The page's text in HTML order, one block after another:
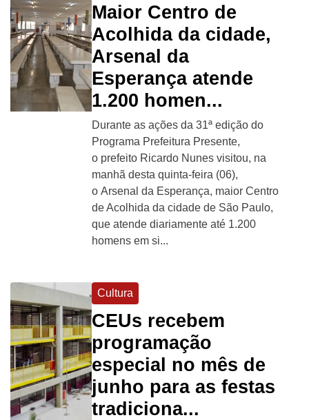
Maior Centro de
Acolhida da cidade,
Arsenal da
Esperança atende
1.200 homen...
Durante as ações da 31ª edição do
Programa Prefeitura Presente,
o prefeito Ricardo Nunes visitou, na
manhã desta quinta-feira (06),
o Arsenal da Esperança, maior Centro
de Acolhida da cidade de São Paulo,
que atende diariamente até 1.200
homens em si...
Cultura
CEUs recebem
programação
especial no mês de
junho para as festas
tradiciona...